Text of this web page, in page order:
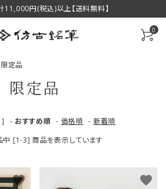
11,000円(税込)以上【送料無料】
0
限定品
限定品
] - おすすめ順 - 価格順 - 新着順
[1-3] 商品を表示しています
favorite favorite